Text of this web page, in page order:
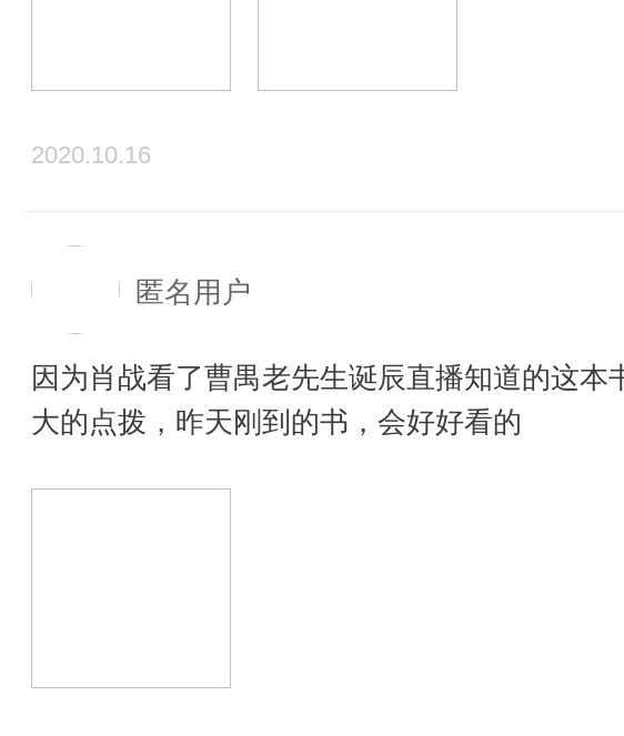
2020.10.16
匿名用户
因为肖战看了曹禺老先生诞辰直播知道的这
大的点拨，昨天刚到的书，会好好看的